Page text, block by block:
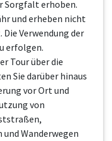
Sorgfalt erhoben.
und erheben nicht
Verwendung der
erfolgen.
Tour über die
Sie darüber hinaus
vor Ort und
von
Wanderwegen